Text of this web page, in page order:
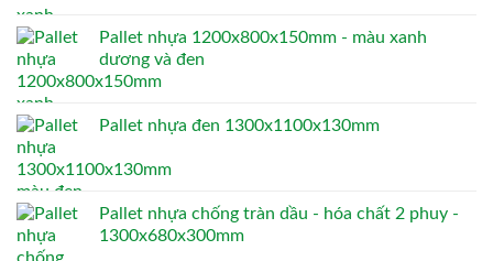
Pallet nhựa 1200x800x150mm - màu xanh
dương và đen
Pallet nhựa đen 1300x1100x130mm
Pallet nhựa chống tràn dầu - hóa chất 2 phuy -
1300x680x300mm